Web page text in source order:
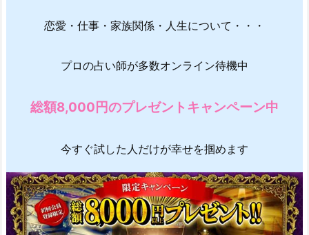
恋愛・仕事・家族関係・人生について・・・
プロの占い師が多数オンライン待機中
総額8,000円のプレゼントキャンペーン中
今すぐ試した人だけが幸せを掴めます